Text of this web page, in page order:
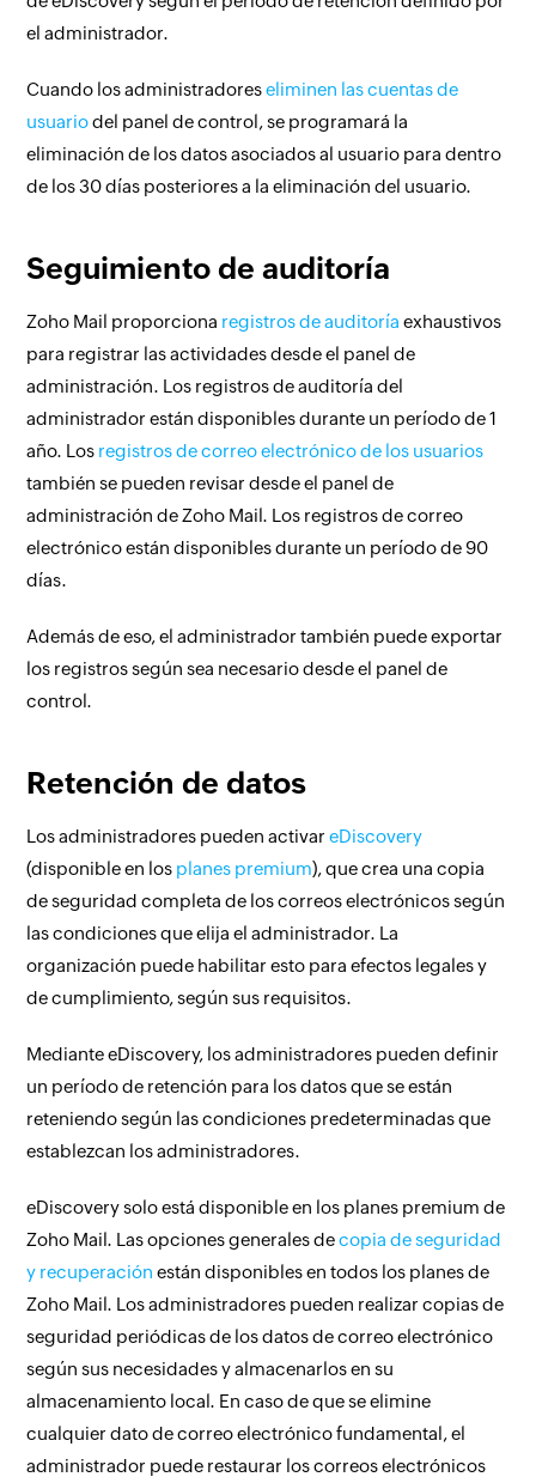
el administrador.
Cuando los administradoreseliminen las cuentas de
usuariodel panel de control, se programará la
eliminación de los datos asociados al usuario para dentro
de los 30 días posteriores a la eliminación del usuario.
Seguimiento de auditoría
Zoho Mail proporciona registros de auditoría exhaustivos
para registrar las actividades desde el panel de
administración. Los registros de auditoría del
administrador están disponibles durante un período de 1
año. Los registros de correo electrónico de los usuarios
también se pueden revisar desde el panel de
administración de Zoho Mail. Los registros de correo
electrónico están disponibles durante un período de 90
días.
Además de eso, el administrador también puede exportar
los registros según sea necesario desde el panel de
control.
Retención de datos
Los administradores pueden activareDiscovery
(disponible en los planes premium), que crea una copia
de seguridad completa de los correos electrónicos según
las condiciones que elija el administrador. La
organización puede habilitar esto para efectos legales y
de cumplimiento, según sus requisitos.
Mediante eDiscovery, los administradores pueden definir
un período de retención para los datos que se están
reteniendo según las condiciones predeterminadas que
establezcan los administradores.
eDiscovery solo está disponible en los planes premium de
Zoho Mail. Las opciones generales decopia de seguridad
y recuperación están disponibles en todos los planes de
Zoho Mail. Los administradores pueden realizar copias de
seguridad periódicas de los datos de correo electrónico
según sus necesidades y almacenarlos en su
almacenamiento local. En caso de que se elimine
cualquier dato de correo electrónico fundamental, el
administrador puede restaurar los correos electrónicos